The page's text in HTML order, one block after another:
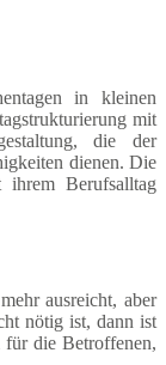
in kleinen
mit
die der
dienen. Die
ihrem Berufsalltag
ausreicht, aber
nötig ist, dann ist
für die Betroffenen,